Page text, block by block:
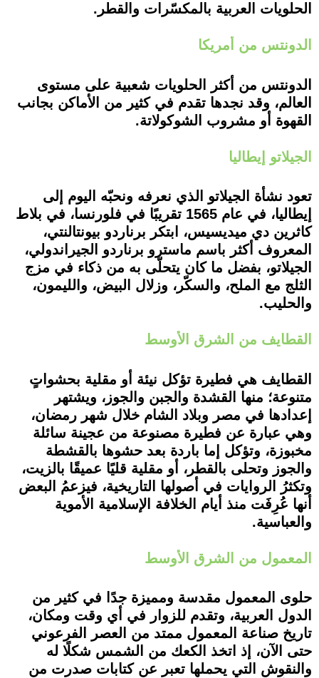
الحلويات العربية بالمكسّرات والقطر.
الدونتس من أمريكا
الدونتس من أكثر الحلويات شعبية على مستوى
العالم، وقد نجدها تقدم في كثير من الأماكن بجانب
القهوة أو مشروب الشوكولاتة.
الجيلاتو إيطاليا
تعود نشأة الجيلاتو الذي نعرفه ونحبّه اليوم إلى
إيطاليا، في عام 1565 تقريبًا في فلورنسا، في بلاط
كاثرين دي ميديسيس، ابتكر برناردو بيونتالنتي،
المعروف أكثر باسم ماسترو برناردو الجيراندولي،
الجيلاتو، بفضل ما كان يتحلّى به من ذكاء في مزج
الثلج مع الملح، والسكّر، وزلال البيض، والليمون،
والحليب.
القطايف من الشرق الأوسط
القطايف هي فطيرة تؤكل نيئة أو مقلية بحشواتٍ
متنوعة؛ منها القشدة والجبن والجوز، ويشتهر
إعدادها في مصر وبلاد الشام خلال شهر رمضان،
وهي عبارة عن فطيرة مصنوعة من عجينة سائلة
مخبوزة، وتؤكل إما باردة بعد حشوها بالقشطة
والجوز وتحلى بالقطر، أو مقلية قليًا عميقًا بالزيت،
وتكثرُ الروايات في أصولها التاريخية، فيزعمُ البعض
أنها عُرِفَت منذ أيام الخلافة الإسلامية الأموية
والعباسية.
المعمول من الشرق الأوسط
حلوى المعمول مقدسة ومميزة جدًا في كثير من
الدول العربية، وتقدم للزوار في أي وقت ومكان،
تاريخ صناعة المعمول ممتد من العصر الفرعوني
حتى الآن، إذ اتخذ الكعك من الشمس شكلًا له
والنقوش التي يحملها تعبر عن كتابات صدرت من